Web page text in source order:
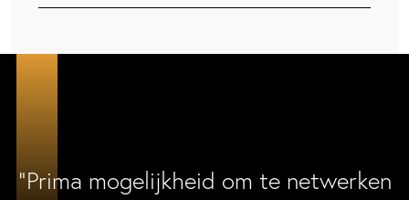
“Prima mogelijkheid om te netwerken